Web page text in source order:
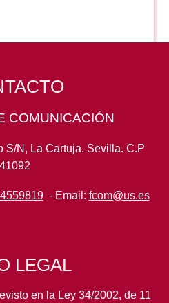
COMUNICACIÓN
S/N, La Cartuja. Sevilla. C.P
41092
- Email: fcom@us.es
LEGAL
en la Ley 34/2002, de 11